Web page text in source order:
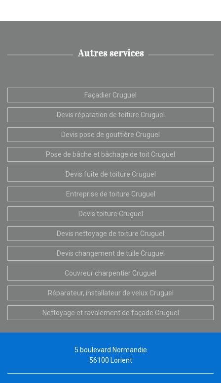
Autres services
Façadier Cruguel
Devis réparation de toiture Cruguel
Devis pose de gouttière Cruguel
Pose de bâche et bâchage de toit Cruguel
Devis fuite de toiture Cruguel
Entreprise de toiture Cruguel
Devis toiture Cruguel
Devis nettoyage de toiture Cruguel
Devis changement de tuile Cruguel
Couvreur charpentier Cruguel
Réparateur, installateur de velux Cruguel
Nettoyage et ravalement de façade Cruguel
5 boulevard Normandie
56100 Lorient